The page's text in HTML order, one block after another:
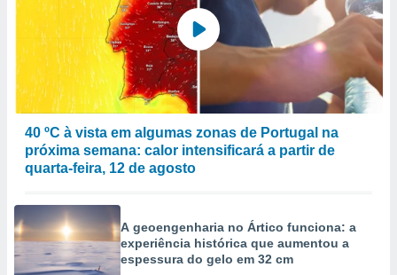
para
utilizar
criar
medir
da
medir o
40 ºC à vista em algumas zonas de Portugal na
próxima semana: calor intensificará a partir de
quarta-feira, 12 de agosto
A geoengenharia no Ártico funciona: a
experiência histórica que aumentou a
espessura do gelo em 32 cm